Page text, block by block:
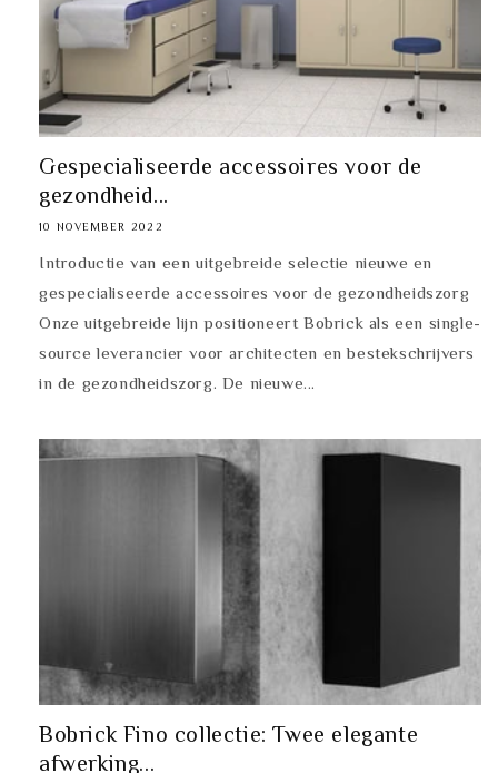
Gespecialiseerde accessoires voor de
gezondheid...
10 NOVEMBER 2022
Introductie van een uitgebreide selectie nieuwe en
gespecialiseerde accessoires voor de gezondheidszorg
Onze uitgebreide lijn positioneert Bobrick als een single-
source leverancier voor architecten en bestekschrijvers
in de gezondheidszorg. De nieuwe...
Bobrick Fino collectie: Twee elegante
afwerking...